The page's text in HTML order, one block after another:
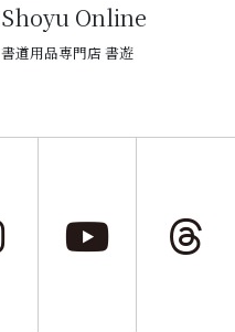
Shoyu Online
書道用品専門店 書遊